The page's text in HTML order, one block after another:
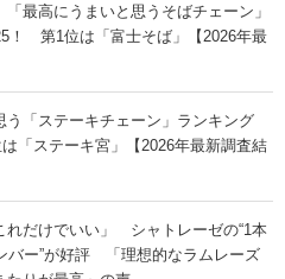
「最高にうまいと思うそばチェーン」
！ 第1位は「富士そば」【2026年最
う「ステーキチェーン」ランキング
「ステーキ宮」【2026年最新調査結
れだけでいい」 シャトレーゼの“1本
バー”が好評 「理想的なラムレーズ